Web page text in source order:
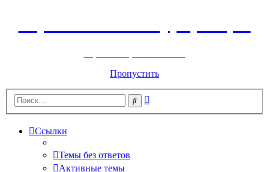
Пропустить
Поиск
Ссылки
Темы без ответов
Активные темы